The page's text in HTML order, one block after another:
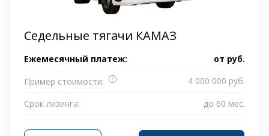
Седельные тягачи КАМАЗ
Ежемесячный платеж: от руб.
Пример стоимости:
?
4 000 000 руб.
Срок лизинга:
до 60 мес.